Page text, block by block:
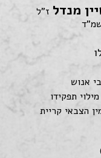
מנדל ז"ל
אנוש
תפקידו
הצבאי קריית